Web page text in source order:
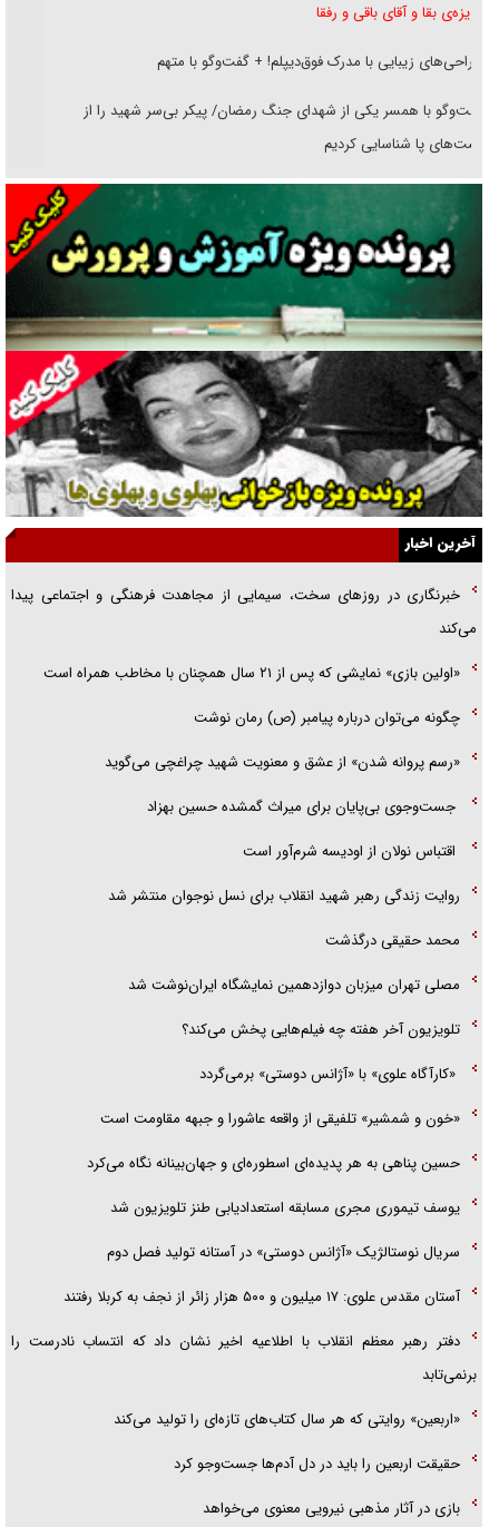
غریزه‌ی بقا و آقای باقی و رفقا
جراحی‌های زیبایی با مدرک فوق‌دیپلم! + گفت‌وگو با متهم
گفت‌وگو با همسر یکی از شهدای جنگ رمضان/ پیکر بی‌سر شهید را از
انگشت‌های پا شناسایی کردیم
نسلی که آنلاین الگو می‌گیرد
گفت‌وگو با آیت‌الله جاودان/ جفای مخالفان مکانت معنوی رهبر شهید را
ارتقا می‌داد
راننده مست به قانون می‌خندد
همه آقای دوربینی شده‌ایم!
قصه ناتمام سرویس مدارس
آیا مقاومت فلسطین خلع‌سلاح می‌شود؟
الگوی وحدت‌آفرین در ادراک سیاست خارجی
گفتگوی دکتر اخوان مدیرمسئول روزنامه جوان با برنامه تلویزیونی «نبرد
هرمز»
آخرین اخبار
خبرنگاری در روزهای سخت، سیمایی از مجاهدت فرهنگی و اجتماعی پیدا
می‌کند
«اولین بازی» نمایشی که پس از ۲۱ سال همچنان با مخاطب همراه است
چگونه می‌توان درباره پیامبر (ص) رمان نوشت
«رسم پروانه شدن» از عشق و معنویت شهید چراغچی می‌گوید
جست‌وجوی بی‌پایان برای میراث گمشده حسین بهزاد
اقتباس نولان از اودیسه شرم‌آور است
روایت زندگی رهبر شهید انقلاب برای نسل نوجوان منتشر شد
محمد حقیقی درگذشت
مصلی تهران میزبان دوازدهمین نمایشگاه ایران‌نوشت شد
تلویزیون آخر هفته چه فیلم‌هایی پخش می‌کند؟
«کارآگاه علوی» با «آژانس دوستی» برمی‌گردد
«خون و شمشیر» تلفیقی از واقعه عاشورا و جبهه مقاومت است
حسین پناهی به هر پدیده‌ای اسطوره‌ای و جهان‌بینانه نگاه می‌کرد
یوسف تیموری مجری مسابقه استعدادیابی طنز تلویزیون شد
سریال نوستالژیک «آژانس دوستی» در آستانه تولید فصل دوم
آستان مقدس علوی: ۱۷ میلیون و ۵۰۰ هزار زائر از نجف به کربلا رفتند
دفتر رهبر معظم انقلاب با اطلاعیه اخیر نشان داد که انتساب نادرست را
برنمی‌تابد
«اربعین» روایتی که هر سال کتاب‌های تازه‌ای را تولید می‌کند
حقیقت اربعین را باید در دل آدم‌ها جست‌و‌جو کرد
بازی در آثار مذهبی نیرویی معنوی می‌خواهد